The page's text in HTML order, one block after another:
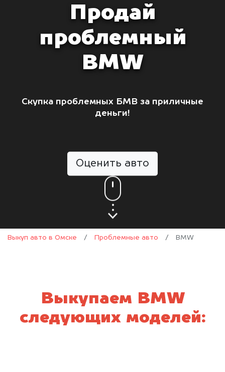
Продай
проблемный
BMW
Скупка проблемных БМВ за приличные
деньги!
Оценить авто
Выкуп авто в Омске / Проблемные авто / BMW
Выкупаем BMW
следующих моделей: